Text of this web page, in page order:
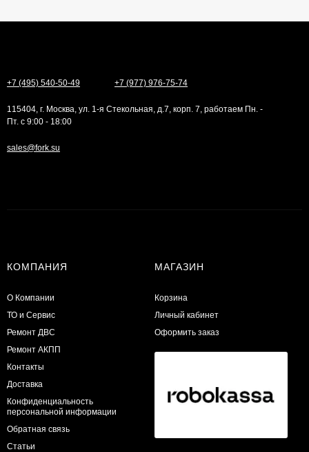
+7 (495) 540-50-49 +7 (977) 976-75-74
115404, г. Москва, ул. 1-я Стекольная, д.7, корп. 7, работаем Пн. -
Пт. с 9:00 - 18:00
sales@fork.su
КОМПАНИЯ
О Компании
ТО и Сервис
​Ремонт ДВС
Ремонт АКПП
Контакты
Доставка
Конфиденциальность
персональной информации
Обратная связь
Статьи
МАГАЗИН
Корзина
Личный кабинет
Оформить заказ